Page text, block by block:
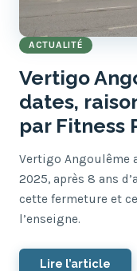
ACTUALITÉ
Vertigo
dates,
par Fitness
Vertigo Angoulême
2025, après 8 ans
cette fermeture et
l’enseigne.
Lire l’article